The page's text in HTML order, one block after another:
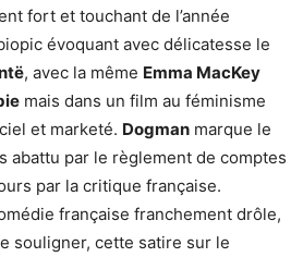
fort et touchant de l’année
évoquant avec délicatesse le
, avec la même Emma MacKey
mais dans un film au féminisme
et marketé. Dogman marque le
abattu par le règlement de comptes
par la critique française.
française franchement drôle,
souligner, cette satire sur le